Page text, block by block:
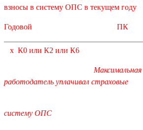
взносы в систему ОПС в текущем году
Годовой
х К0 или К2 или К6
работодатель уплачивал страховые
систему ОПС